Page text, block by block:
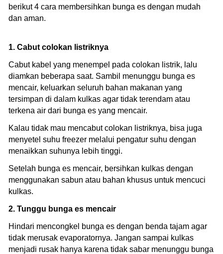
berikut 4 cara membersihkan bunga es dengan mudah
dan aman.
1. Cabut colokan listriknya
Cabut kabel yang menempel pada colokan listrik, lalu
diamkan beberapa saat. Sambil menunggu bunga es
mencair, keluarkan seluruh bahan makanan yang
tersimpan di dalam kulkas agar tidak terendam atau
terkena air dari bunga es yang mencair.
Kalau tidak mau mencabut colokan listriknya, bisa juga
menyetel suhu freezer melalui pengatur suhu dengan
menaikkan suhunya lebih tinggi.
Setelah bunga es mencair, bersihkan kulkas dengan
menggunakan sabun atau bahan khusus untuk mencuci
kulkas.
2. Tunggu bunga es mencair
Hindari mencongkel bunga es dengan benda tajam agar
tidak merusak evaporatornya. Jangan sampai kulkas
menjadi rusak hanya karena tidak sabar menunggu bunga